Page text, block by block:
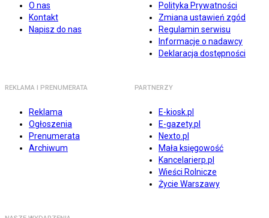
O nas
Kontakt
Napisz do nas
Polityka Prywatności
Zmiana ustawień zgód
Regulamin serwisu
Informacje o nadawcy
Deklaracja dostępności
REKLAMA I PRENUMERATA
Reklama
Ogłoszenia
Prenumerata
Archiwum
PARTNERZY
E-kiosk.pl
E-gazety.pl
Nexto.pl
Mała księgowość
Kancelarierp.pl
Wieści Rolnicze
Życie Warszawy